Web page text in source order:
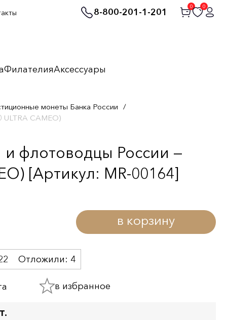
8-800-201-1-201
0 0
ФилателияАксессуары
монеты Банка России /
CAMEO)
флотоводцы России —
[Артикул: MR-00164]
в корзину
Отложили: 4
в избранное